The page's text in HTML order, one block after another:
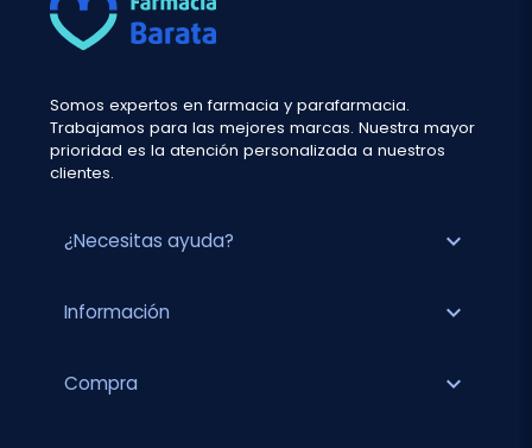
Somos expertos en farmacia y parafarmacia.
Trabajamos para las mejores marcas. Nuestra mayor
prioridad es la atención personalizada a nuestros
clientes.
¿Necesitas ayuda? expand_more
Información expand_more
Compra expand_more